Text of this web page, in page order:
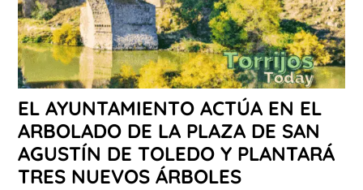
EL AYUNTAMIENTO ACTÚA EN EL
ARBOLADO DE LA PLAZA DE SAN
AGUSTÍN DE TOLEDO Y PLANTARÁ
TRES NUEVOS ÁRBOLES